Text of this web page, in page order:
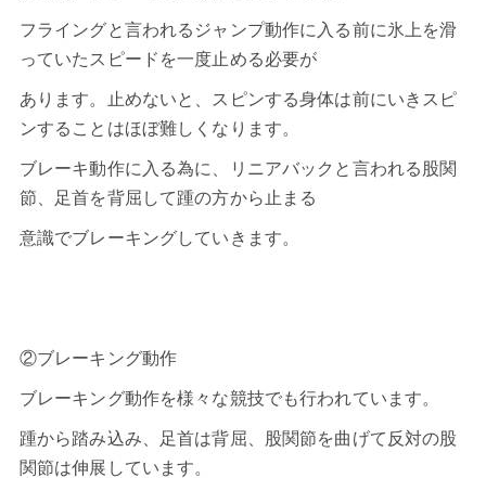
フライングと言われるジャンプ動作に入る前に氷上を滑
っていたスピードを一度止める必要が
あります。止めないと、スピンする身体は前にいきスピ
ンすることはほぼ難しくなります。
ブレーキ動作に入る為に、リニアバックと言われる股関
節、足首を背屈して踵の方から止まる
意識でブレーキングしていきます。
②ブレーキング動作
ブレーキング動作を様々な競技でも行われています。
踵から踏み込み、足首は背屈、股関節を曲げて反対の股
関節は伸展しています。